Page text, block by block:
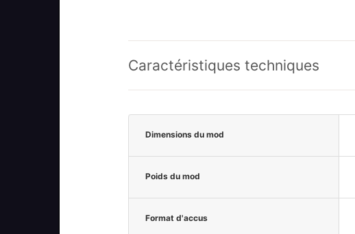
Caractéristiques techniques
Dimensions du mod
Poids du mod
Format d'accus